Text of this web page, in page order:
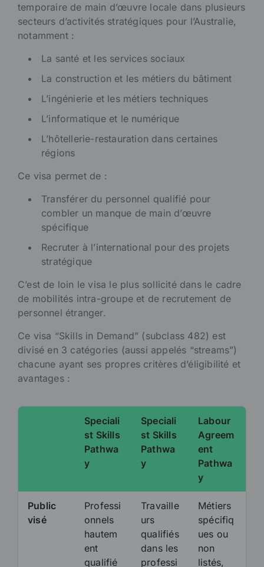
temporaire de main d’œuvre locale dans plusieurs
secteurs d’activités stratégiques pour l’Australie,
notamment :
La santé et les services sociaux
La construction et les métiers du bâtiment
L’ingénierie et les métiers techniques
L’informatique et le numérique
L’hôtellerie-restauration dans certaines
régions
Ce visa permet de :
Transférer du personnel qualifié pour
combler un manque de main d’œuvre
spécifique
Recruter à l’international pour des projets
stratégique
C’est de loin le visa le plus sollicité dans le cadre
de mobilités intra-groupe et de recrutement de
personnel étranger.
Ce visa “Skills in Demand” (subclass 482) est
divisé en 3 catégories (aussi appelés “streams”)
chacune ayant ses propres critères d’éligibilité et
avantages :
Speciali
st Skills
Pathwa
y
Speciali
st Skills
Pathwa
y
Labour
Agreem
ent
Pathwa
y
Public
visé
Professi
onnels
hautem
ent
qualifié
Travaille
urs
qualifiés
dans les
professi
Métiers
spécifiq
ues ou
non
listés,